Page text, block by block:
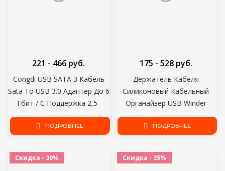
Congdi USB SATA 3 Кабель
Sata To USB 3.0 Адаптер До 6
Гбит / С Поддержка 2,5-
Дюймового Внешнего SSD
HDD Жесткого Диска 22 Pin
221 - 466 руб.
ПОДРОБНЕЕ
Держатель Кабеля
Силиконовый Кабельный
Органайзер USB Winder
Desktop Tidy Management
Clips Держатель Для Мыши
Гарнитуры
175 - 528 руб.
ПОДРОБНЕЕ
Скидка - 30% Скидка - 35%